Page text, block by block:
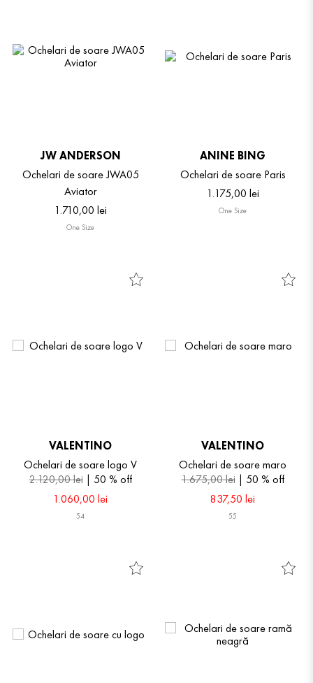
JW ANDERSON
Ochelari de soare JWA05
Aviator
1.710,00 lei
One Size
ANINE BING
Ochelari de soare Paris
1.175,00 lei
One Size
VALENTINO
Ochelari de soare logo V
2.120,00lei 50 % off
1.060,00 lei
54
VALENTINO
Ochelari de soare maro
1.675,00lei 50 % off
837,50 lei
55